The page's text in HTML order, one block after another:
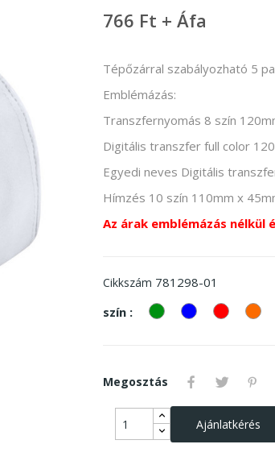
766 Ft + Áfa
Tépőzárral szabályozható 5
Emblémázás:
Transzfernyomás 8 szín
Digitális transzfer full color
Egyedi neves Digitális
Hímzés 10 szín 110mm x
Az árak emblémázás nélkül
Cikkszám 781298-01
szín :
zöld kek piros
Megosztás
Ajánlatkérés